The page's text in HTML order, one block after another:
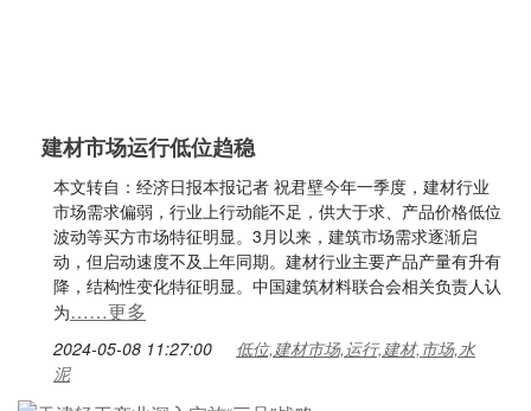
建材市场运行低位趋稳
本文转自：经济日报本报记者 祝君壁今年一季度，建材行业
市场需求偏弱，行业上行动能不足，供大于求、产品价格低位
波动等买方市场特征明显。3月以来，建筑市场需求逐渐启
动，但启动速度不及上年同期。建材行业主要产品产量有升有
降，结构性变化特征明显。中国建筑材料联合会相关负责人认
为……更多
2024-05-08 11:27:00
低位,建材市场,运行,建材,市场,水
泥